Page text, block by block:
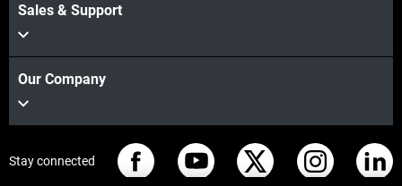
Sales & Support
Our Company
Stay connected